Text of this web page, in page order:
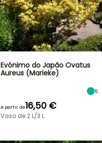
Evónimo do Japão Ovatus
Aureus (Marieke)
5
A partir de16,50 €
Vaso de 2 L/3 L